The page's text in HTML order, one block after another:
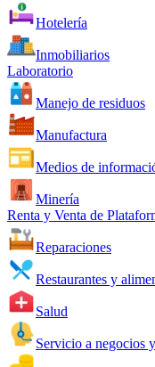
Hotelería
Inmobiliarios
Laboratorio
Manejo de residuos
Manufactura
Medios de
Minería
Renta y Venta de
Reparaciones
Restaurantes y
Salud
Servicio a negocios